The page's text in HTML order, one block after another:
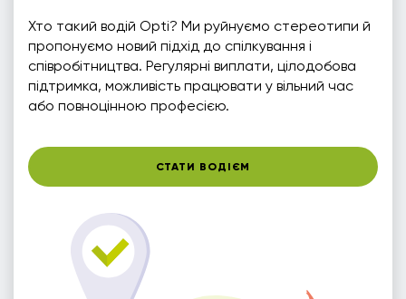
Хто такий водій Opti? Ми руйнуємо стереотипи й
пропонуємо новий підхід до спілкування і
співробітництва. Регулярні виплати, цілодобова
підтримка, можливість працювати у вільний час
або повноцінною професією.
СТАТИ ВОДІЄМ